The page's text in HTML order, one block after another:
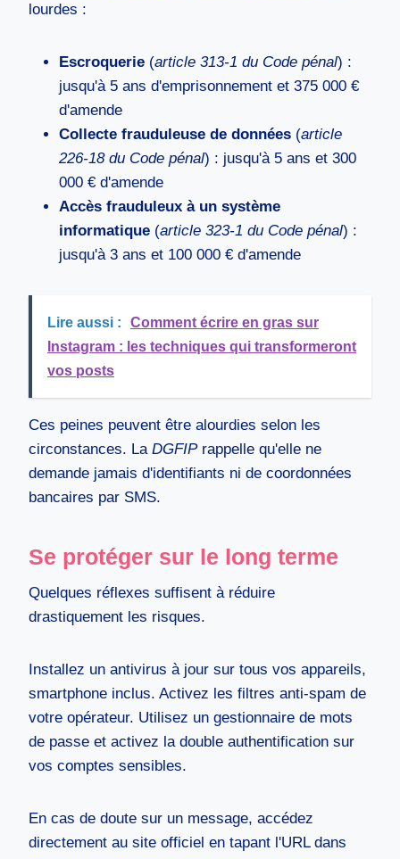
lourdes :
Escroquerie (article 313-1 du Code pénal) :
jusqu'à 5 ans d'emprisonnement et 375 000 €
d'amende
Collecte frauduleuse de données (article
226-18 du Code pénal) : jusqu'à 5 ans et 300
000 € d'amende
Accès frauduleux à un système
informatique (article 323-1 du Code pénal) :
jusqu'à 3 ans et 100 000 € d'amende
Lire aussi :
Comment écrire en gras sur
Instagram : les techniques qui transformeront
vos posts
Ces peines peuvent être alourdies selon les
circonstances. La DGFIPrappelle qu'elle ne
demande jamais d'identifiants ni de coordonnées
bancaires par SMS.
Se protéger sur le long terme
Quelques réflexes suffisent à réduire
drastiquement les risques.
Installez un antivirus à jour sur tous vos appareils,
smartphone inclus. Activez les filtres anti-spam de
votre opérateur. Utilisez un gestionnaire de mots
de passe et activez la double authentification sur
vos comptes sensibles.
En cas de doute sur un message, accédez
directement au site officiel en tapant l'URL dans